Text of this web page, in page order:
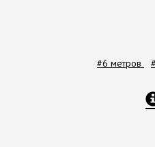
#6 метров